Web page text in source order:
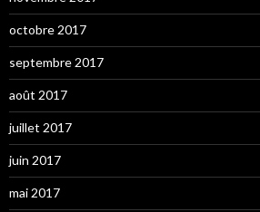
octobre 2017
septembre 2017
août 2017
juillet 2017
juin 2017
mai 2017